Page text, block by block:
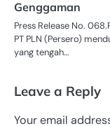
Genggaman
Press Release No.
PT PLN (Persero)
yang tengah…
Leave a Reply
Your email